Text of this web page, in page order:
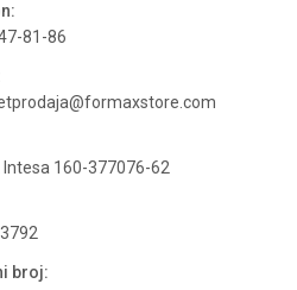
81-86
Intesa 160-377076-62
broj: